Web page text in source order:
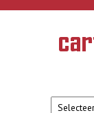
Overslaan en naar de
van de